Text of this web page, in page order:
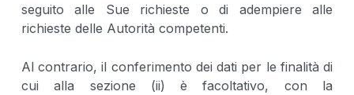
seguito alle Sue richieste o di adempiere alle
richieste delle Autorità competenti.
Al contrario, il conferimento dei dati per le finalità di
cui alla sezione (ii) è facoltativo, con la